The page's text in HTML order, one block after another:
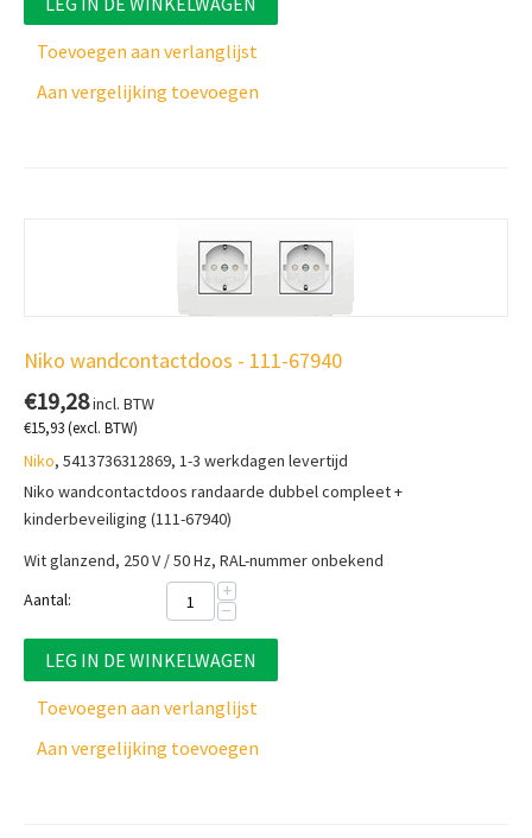
Toevoegen aan verlanglijst
Aan vergelijking toevoegen
Niko wandcontactdoos - 111-67940
€19,28incl. BTW
€15,93(excl. BTW)
Niko, 5413736312869, 1-3 werkdagen levertijd
Niko wandcontactdoos randaarde dubbel compleet +
kinderbeveiliging (111-67940)
Wit glanzend, 250 V / 50 Hz, RAL-nummer onbekend
Aantal:
+
−
LEG IN DE WINKELWAGEN
Toevoegen aan verlanglijst
Aan vergelijking toevoegen